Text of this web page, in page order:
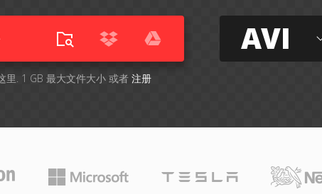
里. 1 GB 最大文件大小 或者 注册
AVI